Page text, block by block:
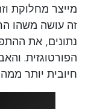
מייצר מחלוקת
זה עושה משהו
נתונים, את
הפורטוגזית.
חיובית יותר